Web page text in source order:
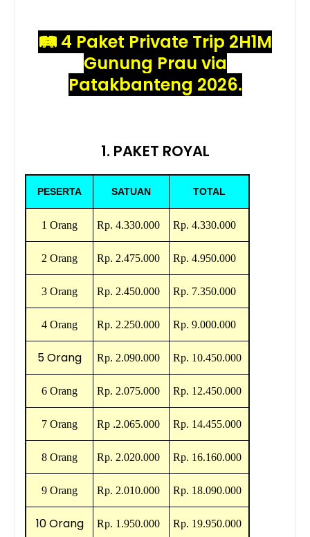
🛤️ 4 Paket Private Trip 2H1M
Gunung Prau via
Patakbanteng 2026.
1. PAKET ROYAL
PESERTA SATUAN TOTAL
1 Orang Rp. 4.330.000 Rp. 4.330.000
2 Orang Rp. 2.475.000 Rp. 4.950.000
3 Orang Rp. 2.450.000 Rp. 7.350.000
4 Orang Rp. 2.250.000 Rp. 9.000.000
5 Orang Rp. 2.090.000 Rp. 10.450.000
6 Orang Rp. 2.075.000 Rp. 12.450.000
7 Orang Rp .2.065.000 Rp. 14.455.000
8 Orang Rp. 2.020.000 Rp. 16.160.000
9 Orang Rp. 2.010.000 Rp. 18.090.000
10 Orang Rp. 1.950.000 Rp. 19.950.000